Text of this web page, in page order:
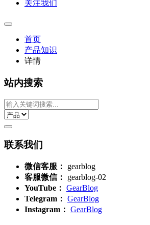
关注我们
首页
产品知识
详情
站内搜索
联系我们
微信客服：
gearblog
客服微信：
gearblog-02
YouTube： GearBlog
Telegram： GearBlog
Instagram： GearBlog